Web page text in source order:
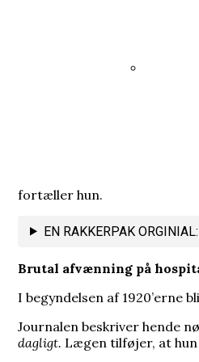
fortæller hun.
EN RAKKERPAK
Brutal afvænning på
I begyndelsen af 1920’erne
Journalen beskriver hende
dagligt. Lægen tilføjer, at